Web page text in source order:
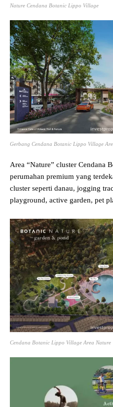
Nature Cendana Botanic Lippo Village
Gerbang Cendana Botanic Lippo Village
Area “Nature” cluster Cendana
perumahan premium yang
cluster seperti danau, jogging
playground, active garden, pet
Cendana Botanic Lippo Village Area Nature